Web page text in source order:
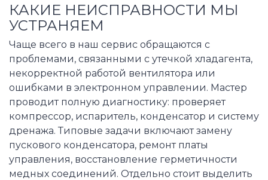
КАКИЕ НЕИСПРАВНОСТИ МЫ
УСТРАНЯЕМ
Чаще всего в наш сервис обращаются с
проблемами, связанными с утечкой хладагента,
некорректной работой вентилятора или
ошибками в электронном управлении. Мастер
проводит полную диагностику: проверяет
компрессор, испаритель, конденсатор и систему
дренажа. Типовые задачи включают замену
пускового конденсатора, ремонт платы
управления, восстановление герметичности
медных соединений. Отдельно стоит выделить